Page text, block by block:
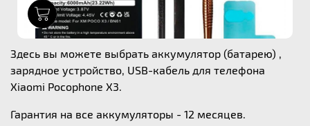
Здесь вы можете выбрать аккумулятор (батарею) ,
зарядное устройство, USB-кабель для телефона
Xiaomi Pocophone X3.
Гарантия на все аккумуляторы - 12 месяцев.